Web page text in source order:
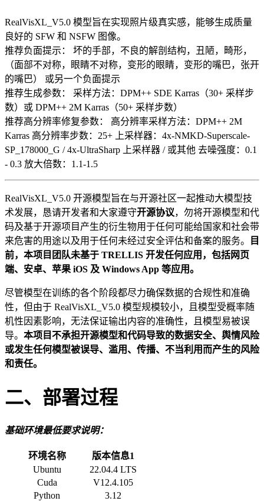
RealVisXL_V5.0 模型旨在实现照片级真实感，能够生成质量
良好的 SFW 和 NSFW 图像。
推荐负面提示： 坏的手部，不良的解剖结构，丑陋，畸形，
（面部不对称，眼睛不对称，变形的眼睛，变形的嘴巴，张开
的嘴巴） 或另一个负面提示
推荐生成参数： 采样方法：DPM++ SDE Karras（30+ 采样步
数）或 DPM++ 2M Karras（50+ 采样步数）
推荐高分辨率修复参数： 高分辨率采样方法：DPM++ 2M
Karras 高分辨率步数：25+ 上采样器：4x-NMKD-Superscale-
SP_178000_G / 4x-UltraSharp 上采样器 / 或其他 去噪强度：0.1
- 0.3 放大倍数：1.1-1.5
RealVisXL_V5.0 开源模型旨在与开源社区一起推动大模型技
术发展，恳请开发者和大家遵守开源协议，勿将开源模型和代
码及基于开源项目产生的衍生物用于任何可能给国家和社会带
来危害的用途以及用于任何未经过安全评估和备案的服务。
目
前，本项目团队未基于 TRELLIS 开发任何应用，包括网页
端、安卓、苹果 iOS 及 Windows App 等应用。
尽管模型在训练的各个阶段都尽力确保数据的合规性和准确
性，但由于 RealVisXL_V5.0 模型规模较小，且模型受概率随
机性因素影响，无法保证输出内容的准确性，且模型易被误
导。 本项目不承担开源模型和代码导致的数据安全、舆情风险
或发生任何模型被误导、滥用、传播、不当利用而产生的风险
和责任。
二、部署过程
基础环境最低要求说明：
环境名称
版本信息1
Ubuntu
22.04.4 LTS
Cuda
V12.4.105
Python
3.12